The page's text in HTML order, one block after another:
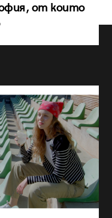
от които